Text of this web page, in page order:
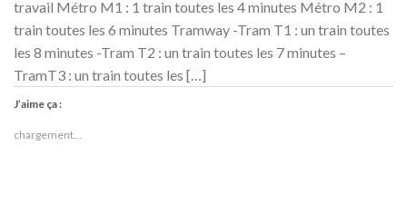
travail Métro M1 : 1 train toutes les 4 minutes Métro M2 : 1
train toutes les 6 minutes Tramway -Tram T1 : un train toutes
les 8 minutes -Tram T2 : un train toutes les 7 minutes –
TramT3 : un train toutes les […]
J’aime ça :
chargement…